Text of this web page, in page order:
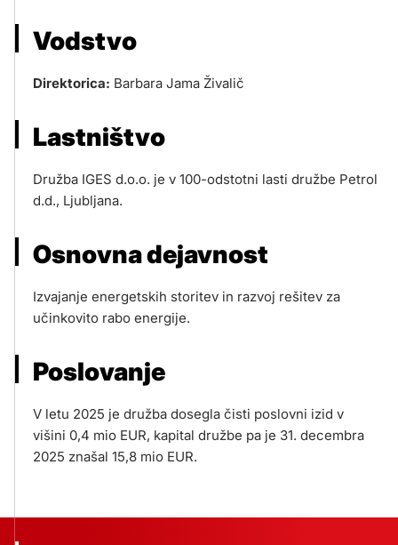
Vodstvo
Direktorica: Barbara Jama Živalič
Lastništvo
Družba IGES d.o.o. je v 100-odstotni lasti družbe Petrol
d.d., Ljubljana.
Osnovna dejavnost
Izvajanje energetskih storitev in razvoj rešitev za
učinkovito rabo energije.
Poslovanje
V letu 2025 je družba dosegla čisti poslovni izid v
višini 0,4 mio EUR, kapital družbe pa je 31. decembra
2025 znašal 15,8 mio EUR.